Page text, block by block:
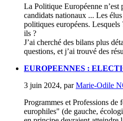
La Politique Européenne n’est
candidats nationaux ... Les
politiques européens.
ils ?
J’ai cherché des bilans plus
questions, et j’ai trouvé des
EUROPEENNES :
3 juin 2024, parMarie-Odile
Programmes et Professions
europhiles" (de gauche,